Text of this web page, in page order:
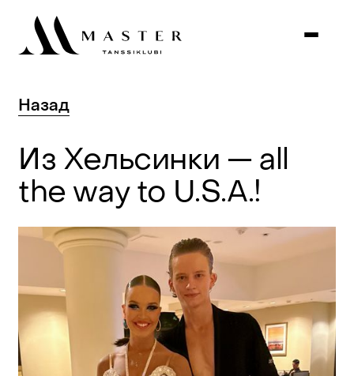
Назад
Из Хельсинки — all
the wayto U.S.A.!